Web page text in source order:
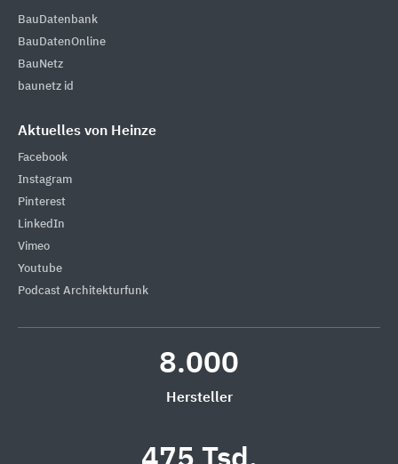
BauDatenbank
BauDatenOnline
BauNetz
baunetz id
Aktuelles von Heinze
Facebook
Instagram
Pinterest
LinkedIn
Vimeo
Youtube
Podcast Architekturfunk
8.000
Hersteller